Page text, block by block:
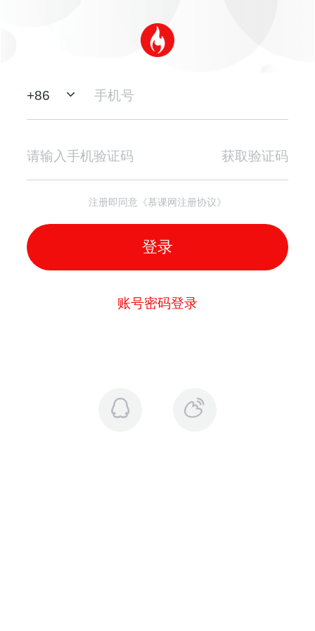
+86
获取验证码
注册即同意《慕课网注册协议》
登录
账号密码登录